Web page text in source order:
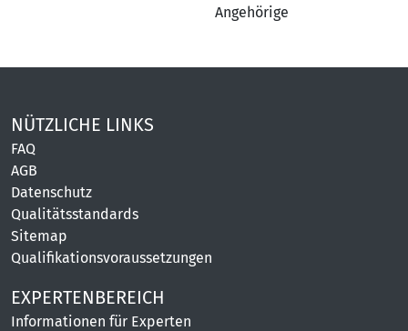
Angehörige
NÜTZLICHE LINKS
FAQ
AGB
Datenschutz
Qualitätsstandards
Sitemap
Qualifikationsvoraussetzungen
EXPERTENBEREICH
Informationen für Experten